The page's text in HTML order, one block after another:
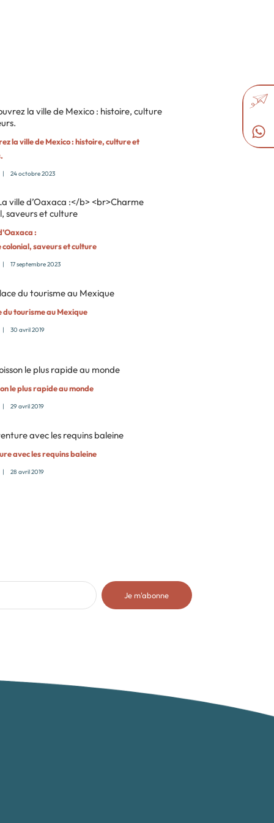
la ville de Mexico : histoire, culture et
| 24 octobre 2023
:
colonial, saveurs et culture
| 17 septembre 2023
du tourisme au Mexique
| 30 avril 2019
le plus rapide au monde
| 29 avril 2019
avec les requins baleine
| 28 avril 2019
Je m'abonne